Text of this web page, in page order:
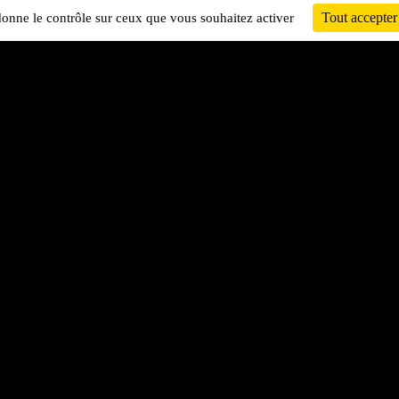
le contrôle sur ceux que vous souhaitez activer Tout accepter